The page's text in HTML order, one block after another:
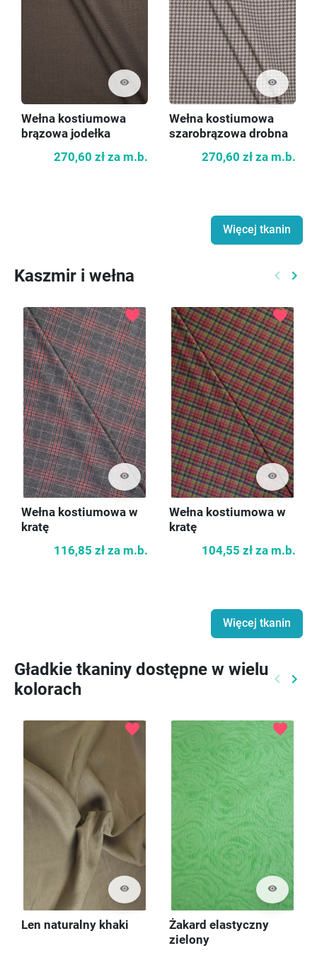
visibility
Wełna kostiumowa
brązowa jodełka
270,60 zł za m.b.
visibility
Wełna kostiumowa
szarobrązowa drobna
270,60 zł za m.b.
Więcej tkanin
Kaszmir i wełna keyboard_arrow_left keyboard_arrow_right
visibility
favorite
Wełna kostiumowa w
kratę
116,85 zł za m.b.
visibility
favorite
Wełna kostiumowa w
kratę
104,55 zł za m.b.
Więcej tkanin
Gładkie tkaniny dostępne w wielu
kolorach
keyboard_arrow_left keyboard_arrow_right
visibility
favorite
Len naturalny khaki
visibility
favorite
Żakard elastyczny
zielony